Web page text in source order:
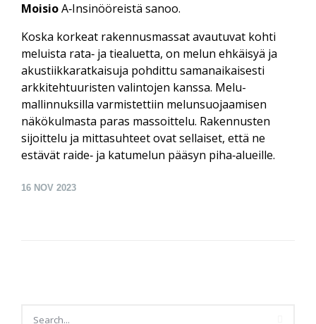
MoisioA‑Insinööreistä sanoo.
Koska korkeat rakennus­massat avautuvat kohti
meluista rata‑ ja tie­aluetta, on melun ehkäisyä ja
akustiikka­ratkaisuja pohdittu saman­aikaisesti
arkki­tehtuuristen valintojen kanssa. Melu­
mallinnuksilla varmistettiin melun­suojaamisen
näkö­kulmasta paras massoittelu. Rakennusten
sijoittelu ja mitta­suhteet ovat sellaiset, että ne
estävät raide‑ ja katu­melun pääsyn piha‑alueille.
16 NOV 2023